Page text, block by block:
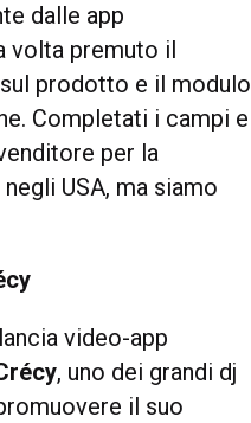
dalle app
volta premuto il
prodotto e il modulo
Completati i campi e
per la
USA, ma siamo
video-app
, uno dei grandi dj
il suo